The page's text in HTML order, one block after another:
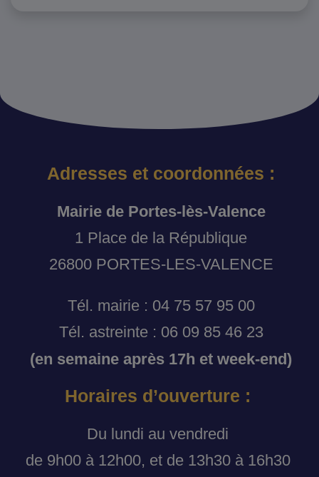
Adresses et coordonnées :
Mairie de Portes-lès-Valence
1 Place de la République
26800 PORTES-LES-VALENCE
Tél. mairie : 04 75 57 95 00
Tél. astreinte : 06 09 85 46 23
(en semaine après 17h et week-end)
Horaires d’ouverture :
Du lundi au vendredi
de 9h00 à 12h00, et de 13h30 à 16h30